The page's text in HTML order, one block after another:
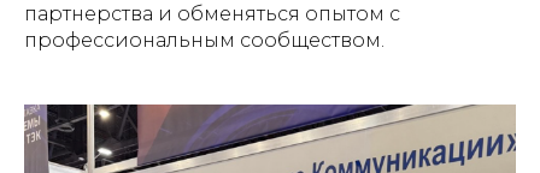
партнерства и обменяться опытом с
профессиональным сообществом.